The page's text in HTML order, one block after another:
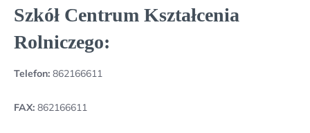
Szkół Centrum Kształcenia
Rolniczego:
Telefon: 862166611
FAX: 862166611